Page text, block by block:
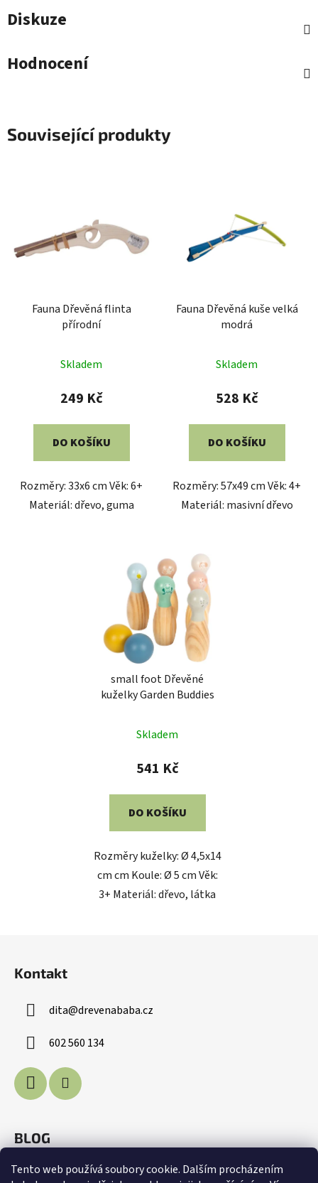
Tento web používá soubory cookie. Dalším procházením
Diskuze
Hodnocení
Související produkty
Fauna Dřevěná flinta
přírodní
Skladem
249 Kč
DO KOŠÍKU
Rozměry: 33x6 cm Věk: 6+
Materiál: dřevo, guma
Fauna Dřevěná kuše velká
modrá
Skladem
528 Kč
DO KOŠÍKU
Rozměry: 57x49 cm Věk: 4+
Materiál: masivní dřevo
small foot Dřevěné
kuželky Garden Buddies
Skladem
541 Kč
DO KOŠÍKU
Rozměry kuželky: Ø 4,5x14
cm cm Koule: Ø 5 cm Věk:
3+ Materiál: dřevo, látka
Kontakt
dita@drevenababa.cz
602 560 134
BLOG
Voda je život